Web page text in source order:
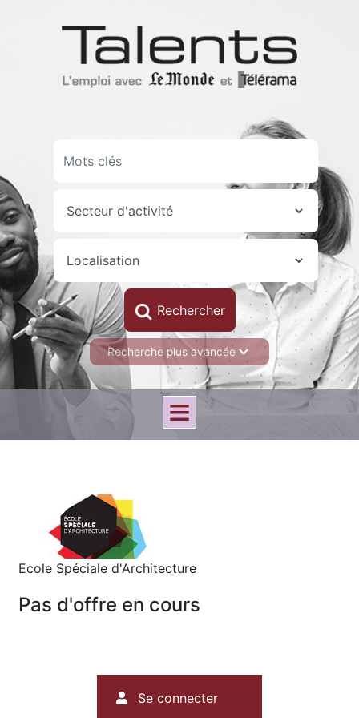
Recherche plus avancée
Ecole Spéciale d'Architecture
Pas d'offre en cours
Se connecter